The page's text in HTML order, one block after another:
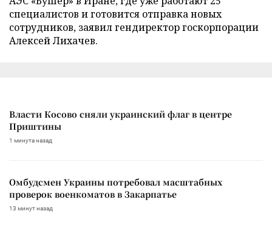
специалистов и готовится отправка новых
сотрудников, заявил гендиректор госкорпорации
Алексей Лихачев.
Власти Косово сняли украинский флаг в центре
Приштины
1 минута назад
Омбудсмен Украины потребовал масштабных
проверок военкоматов в Закарпатье
13 минут назад